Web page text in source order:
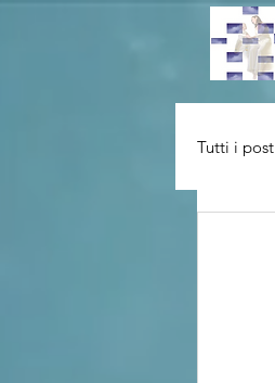
Tutti i post